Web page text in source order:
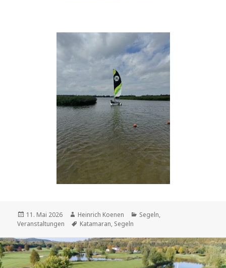
Veröffentlicht
am
11. Mai 2026 Autor
Heinrich Koenen Kategorien
Segeln,
Veranstaltungen
Schlagwörter
Katamaran, Segeln